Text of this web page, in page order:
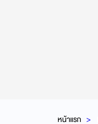
หน้าแรก